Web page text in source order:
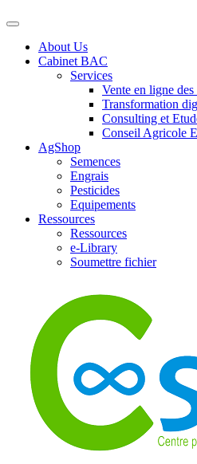
About Us
Cabinet BAC
Services
Vente en ligne
Transformation
Consulting et
Conseil Agricole
AgShop
Semences
Engrais
Pesticides
Equipements
Ressources
Ressources
e-Library
Soumettre fichier